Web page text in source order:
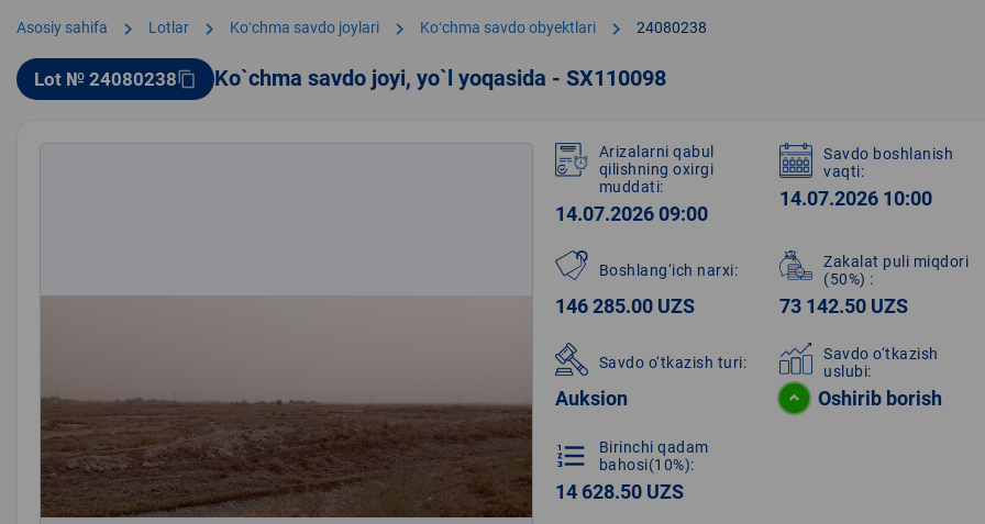
Asosiy sahifa chevron_right Lotlar chevron_right Koʻchma savdo joylari chevron_right Koʻchma savdo obyektlari chevron_right 24080238
Lot № 24080238content_copy Ko`chma savdo joyi, yo`l yoqasida - SX110098
Arizalarni qabul
qilishning oxirgi
muddati:
14.07.2026 09:00
Savdo boshlanish
vaqti:
14.07.2026 10:00
Boshlang‘ich narxi:
146 285.00 UZS
Zakalat puli miqdori
(50%) :
73 142.50 UZS
Savdo o‘tkazish turi:
Auksion
Savdo o‘tkazish
uslubi:
Oshirib borish
format_list_numbered
Birinchi qadam
bahosi(10%):
14 628.50 UZS